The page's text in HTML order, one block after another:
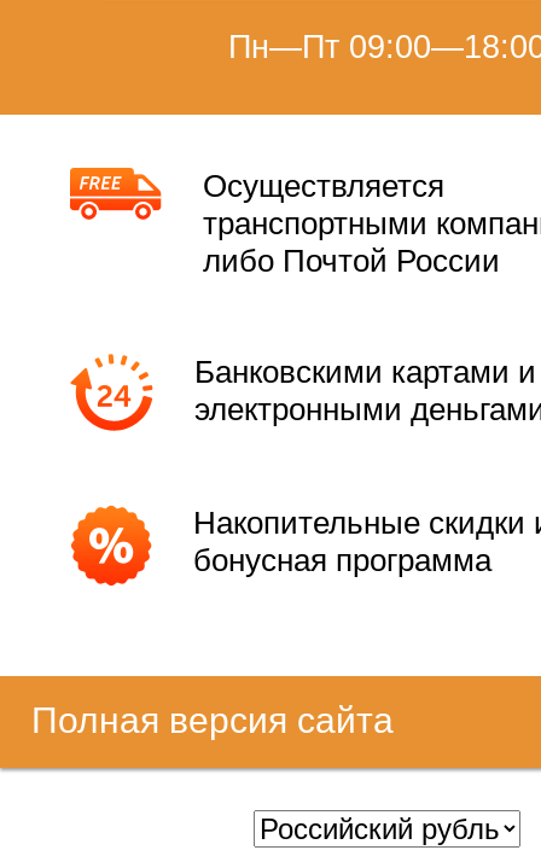
Пн—Пт
Осуществляется
транспортными
либо Почтой России
Банковскими картами и
электронными
Накопительные скидки
бонусная программа
Полная версия сайта